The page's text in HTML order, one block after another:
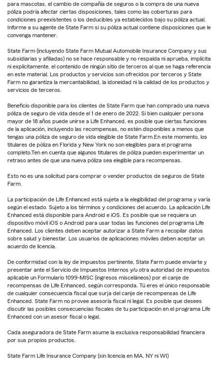
para mascotas, el cambio de compañía de seguros o la compra de una nueva
póliza podría afectar ciertas disposiciones, tales como las coberturas para
condiciones preexistentes o los deducibles ya establecidos bajo su póliza actual.
Informe a su agente de State Farm si su póliza actual contiene disposiciones que le
convenga mantener.
State Farm (incluyendo State Farm Mutual Automobile Insurance Company y sus
subsidiarias y afiliadas) no se hace responsable y no respalda ni aprueba, implícita
ni explícitamente, el contenido de ningún sitio de terceros al que se haga referencia
en este material. Los productos y servicios son ofrecidos por terceros y State
Farm no garantiza la mercantabilidad, la idoneidad ni la calidad de los productos y
servicios de terceros.
Beneficio disponible para los clientes de State Farm que han comprado una nueva
póliza de seguro de vida desde el 1 de enero de 2022. Si bien cualquier persona
mayor de 18 años puede unirse a Life Enhanced, es posible que ciertas funciones
de la aplicación, incluyendo las recompensas, no estén disponibles a menos que
tengas una póliza de seguro de vida elegible de State Farm.En este momento, los
titulares de póliza en Florida y New York no son elegibles para el programa
completo.Ten en cuenta que algunos titulares de póliza pueden experimentar un
retraso antes de que una nueva póliza sea elegible para recompensas.
Esto no es una solicitud para comprar o vender productos de seguros de State
Farm.
La participación de Life Enhanced está sujeta a la elegibilidad del programa y varía
según el estado. Sujeto a los términos y condiciones del acuerdo. La aplicación Life
Enhanced está disponible para Android e iOS. Es posible que se requiera un
dispositivo móvil iOS o Android para usar todas las funciones del programa Life
Enhanced. Los clientes deben aceptar autorizar a State Farm a recopilar datos
sobre salud y bienestar. Los usuarios de aplicaciones móviles deben aceptar un
acuerdo de licencia.
De conformidad con la ley de impuestos pertinente, State Farm puede enviarte y
presentar ante el Servicio de Impuestos Internos y/u otra autoridad de impuestos
aplicable un Formulario 1099-MISC (ingresos misceláneos) por el canje de
recompensas de Life Enhanced, según corresponda. Tú eres el único responsable
de cualquier consecuencia fiscal que surja del canje de recompensas de Life
Enhanced. State Farm no provee asesoría fiscal ni legal. Es posible que desees
discutir las posibles consecuencias fiscales de tu participación en el programa Life
Enhanced con un asesor fiscal o legal.
Cada aseguradora de State Farm asume la exclusiva responsabilidad financiera
por sus propios productos.
State Farm Life Insurance Company (sin licencia en MA, NY ni WI)